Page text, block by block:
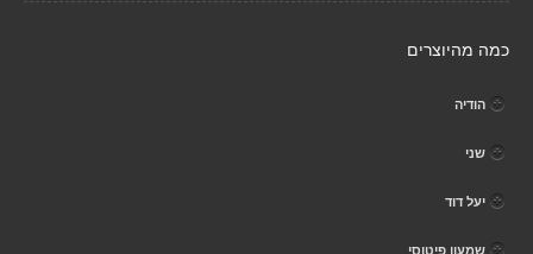
כמה מהיוצרים
הודיה
שני
יעל דוד
שמעון פיטוסי